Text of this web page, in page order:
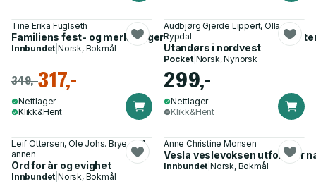
Tine Erika Fuglseth
Familiens fest- og merkedager - aktiviteter, tradisjoner,
Innbundet |Norsk, Bokmål
349,-317,-
Nettlager
Klikk&Hent
Audbjørg Gjerde Lippert, Olla
Rypdal
Utandørs i nordvest
Pocket| Norsk, Nynorsk
299,-
Nettlager
Klikk&Hent
Leif Ottersen, Ole Johs. Brye og 1
annen
Ord for år og evighet
Innbundet |Norsk, Bokmål
Anne Christine Monsen
Vesla veslevoksen utforsker
Innbundet |Norsk, Bokmål